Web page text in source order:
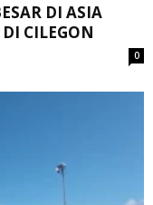
DI ASIA
CILEGON
0